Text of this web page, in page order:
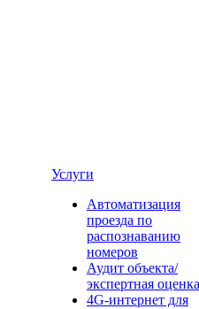
Услуги
Автоматизация
проезда по
распознаванию
номеров
Аудит объекта/
экспертная оценка
4G-интернет для